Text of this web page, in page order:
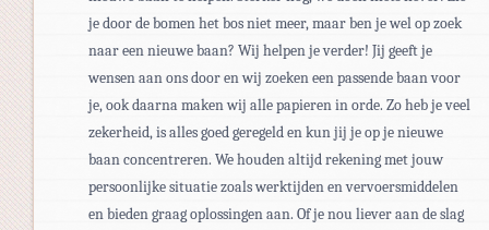
je door de bomen het bos niet meer, maar ben je wel op zoek
naar een nieuwe baan? Wij helpen je verder! Jij geeft je
wensen aan ons door en wij zoeken een passende baan voor
je, ook daarna maken wij alle papieren in orde. Zo heb je veel
zekerheid, is alles goed geregeld en kun jij je op je nieuwe
baan concentreren. We houden altijd rekening met jouw
persoonlijke situatie zoals werktijden en vervoersmiddelen
en bieden graag oplossingen aan. Of je nou liever aan de slag